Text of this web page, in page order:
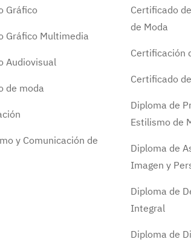
Gráfico
Gráfico Multimedia
Audiovisual
de moda
y Comunicación de
Certificado
de Moda
Certificación
Certificado
Diploma de
Estilismo de
Diploma de
Imagen y
Diploma de
Integral
Diploma de